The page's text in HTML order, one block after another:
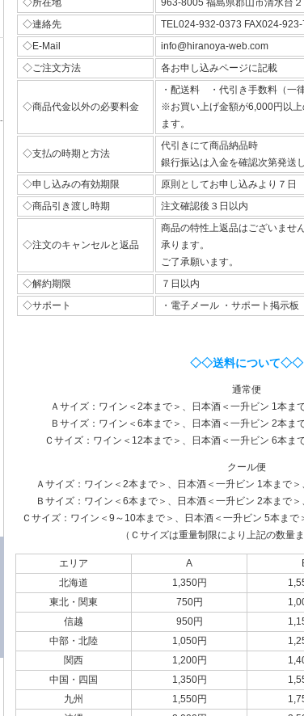
◇連絡先
TEL024-932-0373 FAX024-
◇E-Mail
info@hiranoya-web.com
◇ご注文方法
各お申し込みページに記載
◇商品代金以外の必要料金
・配送料 ・代引き手数料（一
※お買い上げ金額が6,000円以
ます。
◇支払の時期と方法
代引きにて商品納品時
銀行振込は入金を確認次第発送
◇申し込みの有効期限
原則としてお申し込みより７日
◇商品引き渡し時期
注文確認後３日以内
◇注文のキャンセルと返品
商品の特性上返品はございませ
承ります。
ご了承願います。
◇解約期限
７日以内
◇サポート
・電子メール ・サポート掲示板
◇◇送料について◇◇
通常便
Ａサイズ：ワイン＜2本まで＞、日本酒＜一升ビン 1本
Ｂサイズ：ワイン＜6本まで＞、日本酒＜一升ビン 2本
Ｃサイズ：ワイン＜12本まで＞、日本酒＜一升ビン 6本
クール便
Ａサイズ：ワイン＜2本まで＞、日本酒＜一升ビン 1本まで
Ｂサイズ：ワイン＜6本まで＞、日本酒＜一升ビン 2本まで
Ｃサイズ：ワイン＜9～10本まで＞、日本酒＜一升ビン 5本ま
（Ｃサイズは重量制限により上記の数量
エリア A
北海道
1,350円
東北・関東
750円
信越
950円
中部・北陸
1,050円
関西
1,200円
中国・四国
1,350円
九州
1,550円